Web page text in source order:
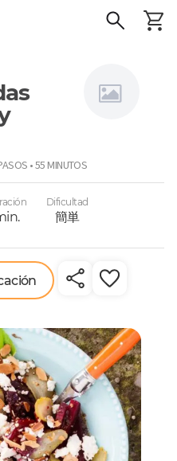
• 55 MINUTOS
Dificultad
簡単